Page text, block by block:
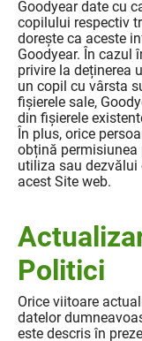
Goodyear date cu
copilului respectiv
dorește ca aceste
Goodyear. În cazul
privire la deținerea
un copil cu vârsta
fișierele sale,
din fișierele
În plus, orice
obțină permisiunea
utiliza sau dezvălui
acest Site web.
Politici
Orice viitoare
datelor
este descris în